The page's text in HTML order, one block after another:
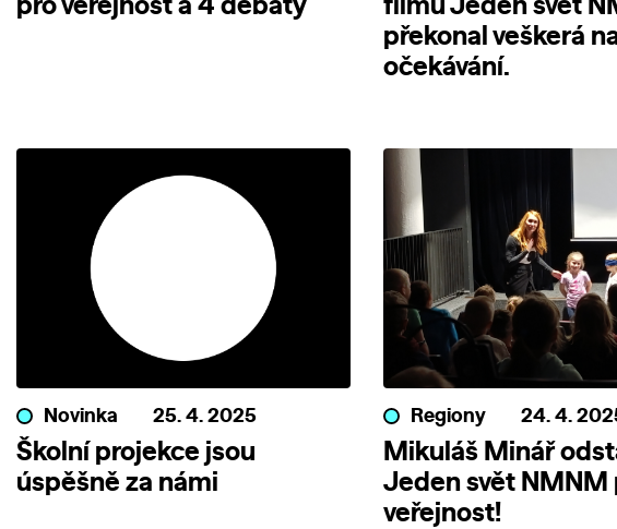
pro veřejnost a 4 debaty
filmů Jeden svět
překonal veškerá
očekávání.
Novinka 25. 4. 2025
Školní projekce jsou
úspěšně za námi
Regiony 24. 4.
Mikuláš Minář
Jeden svět NMNM
veřejnost!